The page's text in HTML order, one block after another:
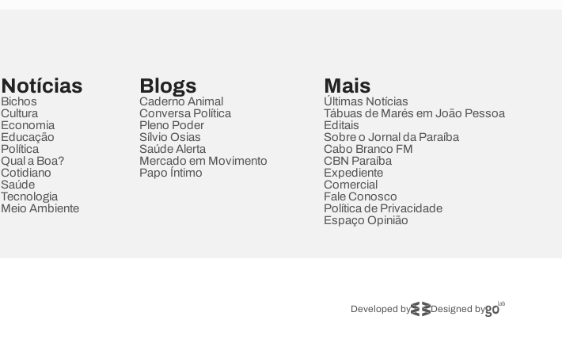
Notícias
Bichos
Cultura
Economia
Educação
Política
Qual a Boa?
Cotidiano
Saúde
Tecnologia
Meio Ambiente
Blogs
Caderno Animal
Conversa Política
Pleno Poder
Sílvio Osias
Saúde Alerta
Mercado em Movimento
Papo Íntimo
Mais
Últimas Notícias
Tábuas de Marés em João Pessoa
Editais
Sobre o Jornal da Paraíba
Cabo Branco FM
CBN Paraíba
Expediente
Comercial
Fale Conosco
Política de Privacidade
Espaço Opinião
Developed by Designed by